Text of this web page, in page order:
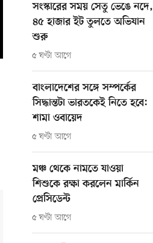
সংস্কারের সময় সেতু ভেঙে নদে,
৪৫ হাজার ইট তুলতে অভিযান
শুরু
৫ ঘণ্টা আগে
বাংলাদেশের সঙ্গে সম্পর্কের
সিদ্ধান্তটা ভারতকেই নিতে হবে:
শামা ওবায়েদ
৫ ঘণ্টা আগে
মঞ্চ থেকে নামতে যাওয়া
শিশুকে রক্ষা করলেন মার্কিন
প্রেসিডেন্ট
৫ ঘণ্টা আগে